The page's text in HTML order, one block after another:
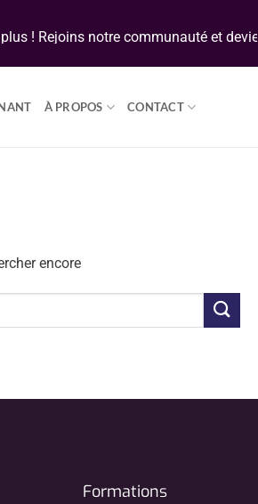
! Rejoins notre communauté et deviens
À PROPOS CONTACT
encore
Formations